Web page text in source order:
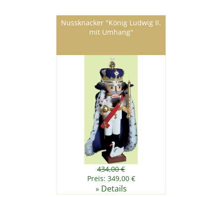
Nussknacker "König Ludwig II.
mit Umhang"
434,00 €
Preis: 349,00 €
» Details